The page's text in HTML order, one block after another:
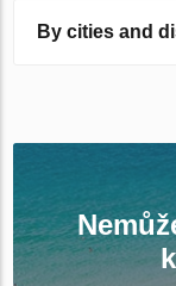
By cities and